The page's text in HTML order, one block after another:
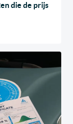
die de prijs